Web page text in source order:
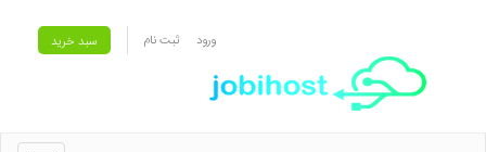
ورود ثبت نام سبد خرید